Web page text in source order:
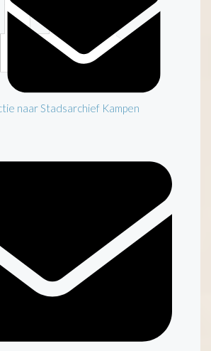
naar Stadsarchief Kampen